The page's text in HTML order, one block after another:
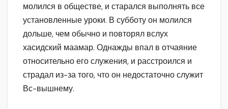
молился в обществе, и старался выполнять все
установленные уроки. В субботу он молился
дольше, чем обычно и повторял вслух
хасидский маамар. Однажды впал в отчаяние
относительно его служения, и расстроился и
страдал из-за того, что он недостаточно служит
Вс-вышнему.